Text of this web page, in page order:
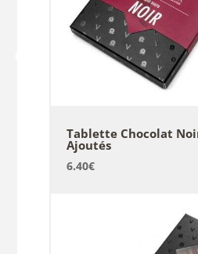
Tablette Chocolat
Ajoutés
6.40€